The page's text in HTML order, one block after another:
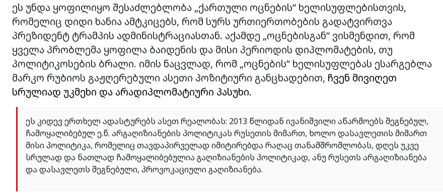
ეს უნდა ყოფილიყო შესაძლებლობა „ქართული ოცნების“ ხელისუფლებისთვის,
რომელიც დიდი ხანია ამტკიცებს, რომ სურს ურთიერთობების გადატვირთვა
პრეზიდენტ ტრამპის ადმინისტრაციასთან. აქამდე „ოცნებისგან“ ვისმენდით, რომ
ყველა პრობლემა ყოფილა ბაიდენის და მისი პერიოდის დიპლომატების, თუ
პოლიტიკოსების ბრალი. იმის ნაცვლად, რომ „ოცნების“ ხელისუფლებას ესარგებლა
მარკო რუბიოს გაჟღერებული ასეთი პოზიტიური განცხადებით, ჩვენ მივიღეთ
სრულიად უკმეხი და არადიპლომატიური პასუხი.
ეს კიდევ ერთხელ ადასტურებს ასეთ რეალობას: 2013 წლიდან ივანიშვილი აწარმოებს შეგნებულ,
ჩამოყალიბებულ ე.წ. არგაღიზიანების პოლიტიკას რუსეთის მიმართ, ხოლო დასავლეთის მიმართ
მისი პოლიტიკა, რომელიც თავდაპირველად იმიტირებდა რაღაც თანამშრომლობას, დღეს უკვე
სრულად და ნათლად ჩამოყალიბებულია გაღიზიანების პოლიტიკად, ანუ რუსეთს არგაღიზიანება
და დასავლეთს შეგნებული, პროვოკაციული გაღიზიანება.